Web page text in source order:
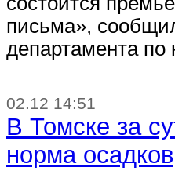
письма»,
департамента по
02.12 14:51
В Томске за
норма осадков